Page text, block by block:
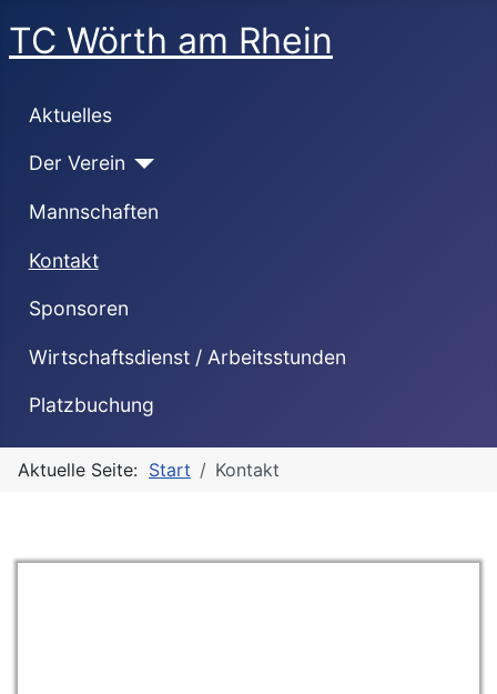
TC Wörth am Rhein
Aktuelles
Der Verein
Mannschaften
Kontakt
Sponsoren
Wirtschaftsdienst / Arbeitsstunden
Platzbuchung
Aktuelle Seite: Start Kontakt